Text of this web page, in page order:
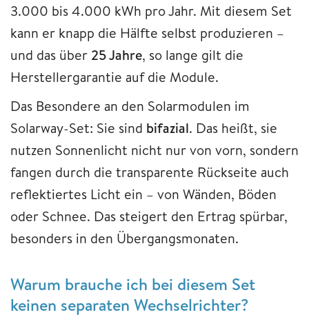
3.000 bis 4.000 kWh pro Jahr. Mit diesem Set
kann er knapp die Hälfte selbst produzieren –
und das über 25 Jahre, so lange gilt die
Herstellergarantie auf die Module.
Das Besondere an den Solarmodulen im
Solarway-Set: Sie sind bifazial. Das heißt, sie
nutzen Sonnenlicht nicht nur von vorn, sondern
fangen durch die transparente Rückseite auch
reflektiertes Licht ein – von Wänden, Böden
oder Schnee. Das steigert den Ertrag spürbar,
besonders in den Übergangsmonaten.
Warum brauche ich bei diesem Set
keinen separaten Wechselrichter?